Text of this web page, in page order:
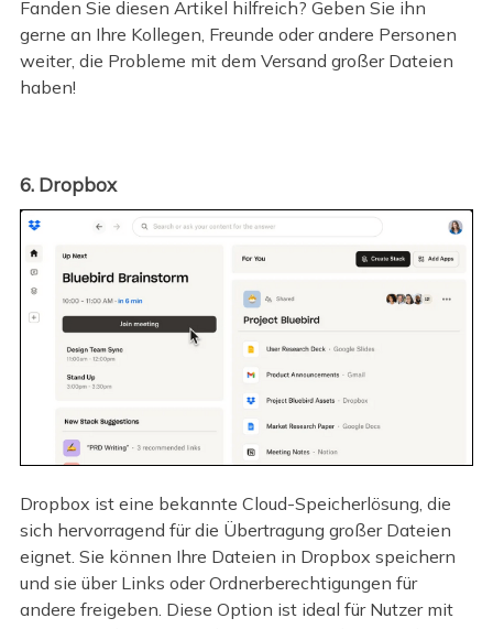
Fanden Sie diesen Artikel hilfreich? Geben Sie ihn
gerne an Ihre Kollegen, Freunde oder andere Personen
weiter, die Probleme mit dem Versand großer Dateien
haben!
6. Dropbox
Dropbox ist eine bekannte Cloud-Speicherlösung, die
sich hervorragend für die Übertragung großer Dateien
eignet. Sie können Ihre Dateien in Dropbox speichern
und sie über Links oder Ordnerberechtigungen für
andere freigeben. Diese Option ist ideal für Nutzer mit